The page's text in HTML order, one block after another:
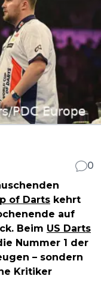
0
of Darts kehrt
auf
Beim US Darts
Nummer 1 der
– sondern
Kritiker